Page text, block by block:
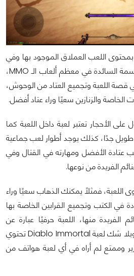
تتميز Diablo Immortals بمحتوى اللعب العملاق الموجود بها وفي
الحقيقة هذا المحتوى هو السمة السائدة في معظم ألعاب الـ MMO،
قصة اللعبة وتجميع العتاد من الوحوش،
الخاصة والزنازين سعيًا وراء عتاد أفضل.
على الأحجار تعتبر لعبة داخل اللعبة كما
جدًا، كذلك يوجد أطوار لعب جماعية
عتادة الأفضل ومهارته في القتال وفي
الفريدة من نوعها.
اللعبة، فمثلًا يمكنك الذهاب سعيًا وراء
في الكتب وتجميع القرابين الخاصة بها
الفريدة منها، اللعبة حرفيًا عبارة عن
ماكينة أنشطة قاتلة للوقت وبلا شك لعبة Diablo Immortal تحتوي
لم أراه في أي لعبة هواتف من